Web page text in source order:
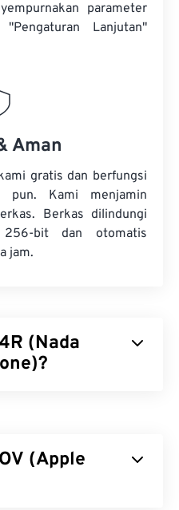
parameter
Lanjutan"
Aman
gratis dan berfungsi
Kami menjamin
Berkas dilindungi
bit dan otomatis
jam.
(Nada
perbedaan
(M4A) adalah
(Apple